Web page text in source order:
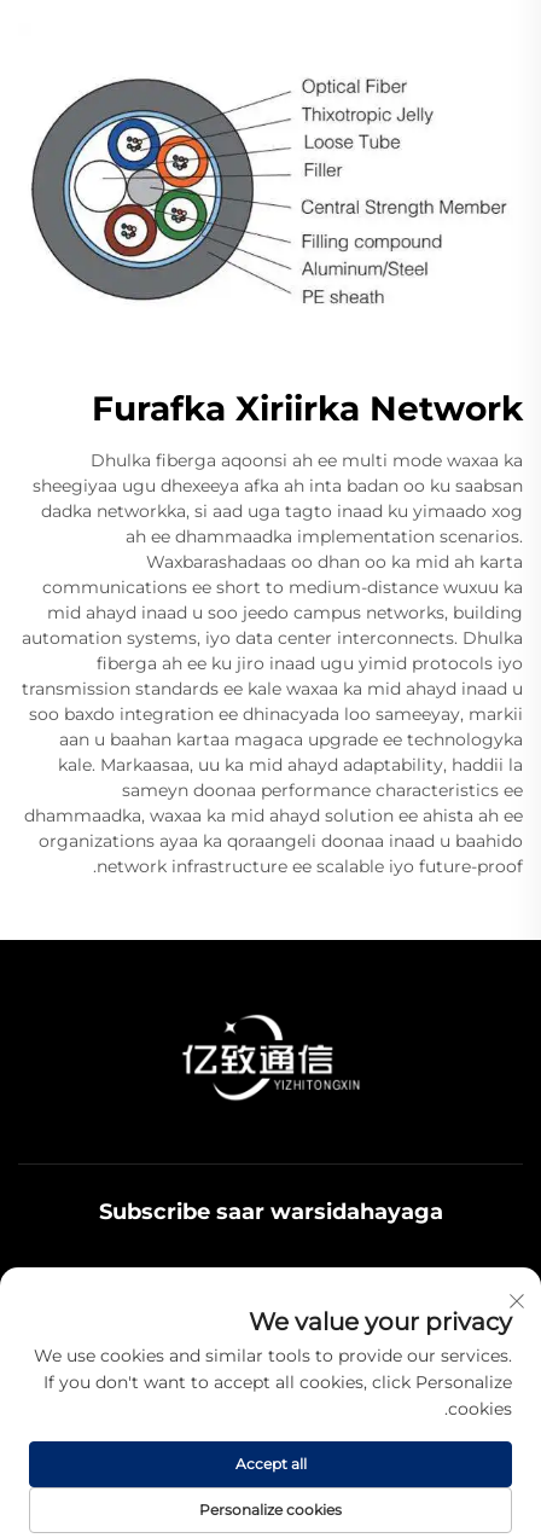
Furafka Xiriirka Network
Dhulka fiberga aqoonsi ah ee multi mode waxaa ka
sheegiyaa ugu dhexeeya afka ah inta badan oo ku saabsan
dadka networkka, si aad uga tagto inaad ku yimaado xog
ah ee dhammaadka implementation scenarios.
Waxbarashadaas oo dhan oo ka mid ah karta
communications ee short to medium-distance wuxuu ka
mid ahayd inaad u soo jeedo campus networks, building
automation systems, iyo data center interconnects. Dhulka
fiberga ah ee ku jiro inaad ugu yimid protocols iyo
transmission standards ee kale waxaa ka mid ahayd inaad u
soo baxdo integration ee dhinacyada loo sameeyay, markii
aan u baahan kartaa magaca upgrade ee technologyka
kale. Markaasaa, uu ka mid ahayd adaptability, haddii la
sameyn doonaa performance characteristics ee
dhammaadka, waxaa ka mid ahayd solution ee ahista ah ee
organizations ayaa ka qoraangeli doonaa inaad u baahido
network infrastructure ee scalable iyo future-proof.
Subscribe saar warsidahayaga
badbaadada ku jira, fikrad iyo hantiyaasha teamiga sida.
Hawsha da'da © 2025 Jiangsu Yizhi Telecommunication Technology
Co., Ltd. Fursadaha koodka ah oo kale. -
We value your privacy
We use cookies and similar tools to provide our services.
If you don't want to accept all cookies, click Personalize
cookies.
Personalize cookies
Accept all